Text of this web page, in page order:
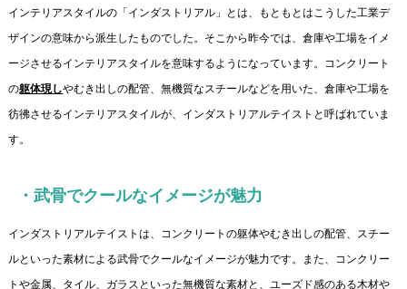
インテリアスタイルの「インダストリアル」とは、もともとはこうした工業デ
ザインの意味から派生したものでした。そこから昨今では、倉庫や工場をイメ
ージさせるインテリアスタイルを意味するようになっています。コンクリート
の躯体現しやむき出しの配管、無機質なスチールなどを用いた、倉庫や工場を
彷彿させるインテリアスタイルが、インダストリアルテイストと呼ばれていま
す。
・武骨でクールなイメージが魅力
インダストリアルテイストは、コンクリートの躯体やむき出しの配管、スチー
ルといった素材による武骨でクールなイメージが魅力です。また、コンクリー
トや金属、タイル、ガラスといった無機質な素材と、ユーズド感のある木材や